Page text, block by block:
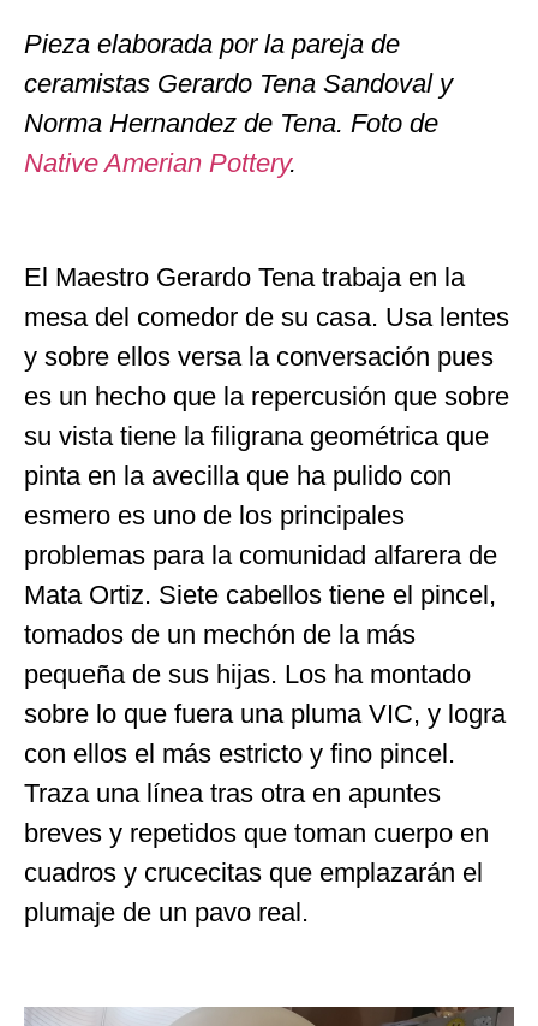
Pieza elaborada por la pareja de
ceramistas Gerardo Tena Sandoval y
Norma Hernandez de Tena. Foto de
Native Amerian Pottery.
El Maestro Gerardo Tena trabaja en la
mesa del comedor de su casa. Usa lentes
y sobre ellos versa la conversación pues
es un hecho que la repercusión que sobre
su vista tiene la filigrana geométrica que
pinta en la avecilla que ha pulido con
esmero es uno de los principales
problemas para la comunidad alfarera de
Mata Ortiz. Siete cabellos tiene el pincel,
tomados de un mechón de la más
pequeña de sus hijas. Los ha montado
sobre lo que fuera una pluma VIC, y logra
con ellos el más estricto y fino pincel.
Traza una línea tras otra en apuntes
breves y repetidos que toman cuerpo en
cuadros y crucecitas que emplazarán el
plumaje de un pavo real.